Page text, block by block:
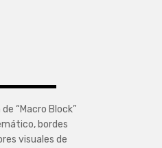
“Macro Block”
bordes
visuales de